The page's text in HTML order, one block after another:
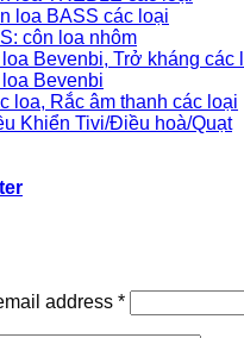
loa BASS các loại
côn loa nhôm
Bevenbi, Trở kháng các
Bevenbi
loa, Rắc âm thanh các loại
Khiển Tivi/Điều hoà/Quạt
address *